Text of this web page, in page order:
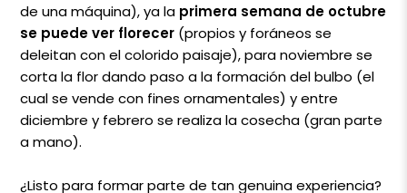
de una máquina), ya la primera semana de octubre
se puede ver florecer (propios y foráneos se
deleitan con el colorido paisaje), para noviembre se
corta la flor dando paso a la formación del bulbo (el
cual se vende con fines ornamentales) y entre
diciembre y febrero se realiza la cosecha (gran parte
a mano).
¿Listo para formar parte de tan genuina experiencia?